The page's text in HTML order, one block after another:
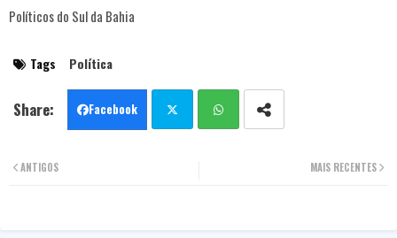
Políticos do Sul da Bahia
Tags Política
Facebook
MAIS RECENTES
ANTIGOS